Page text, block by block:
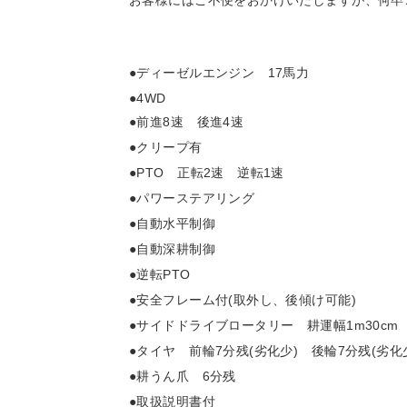
●ディーゼルエンジン 17馬力
●4WD
●前進8速 後進4速
●クリープ有
●PTO 正転2速 逆転1速
●パワーステアリング
●自動水平制御
●自動深耕制御
●逆転PTO
●安全フレーム付(取外し、後傾け可能)
●サイドドライブロータリー 耕運幅1m30cm
●タイヤ 前輪7分残(劣化少) 後輪7分残(劣化
●耕うん爪 6分残
●取扱説明書付